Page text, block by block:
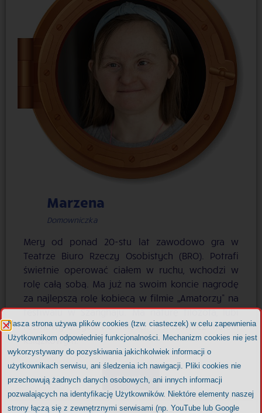
Marzena
Domowniczka
Mery od ponad 20-stu lat zawodowo gra w
Teatrze Biuro Rzeczy Osobistych (BRO). Potrafi
świetnie operować ciałem w ruchu, wchodzi w
rolę całą sobą. Ma już na swoim koncie nagrodę
za najlepszą rolę kobiecą w filmie „Amatorzy” na
festiwalu w Szanghaju. Ma naturę filozofa, lubi
rozmowy o życiu i o miłości. Jest również molem
książkowym.
Powrót
Nasza strona używa plików cookies (tzw. ciasteczek) w celu zapewnienia
Użytkownikom odpowiedniej funkcjonalności. Mechanizm cookies nie jest
wykorzystywany do pozyskiwania jakichkolwiek informacji o
użytkownikach serwisu, ani śledzenia ich nawigacji. Pliki cookies nie
przechowują żadnych danych osobowych, ani innych informacji
pozwalających na identyfikację Użytkowników. Niektóre elementy naszej
strony łączą się z zewnętrznymi serwisami (np. YouTube lub Google